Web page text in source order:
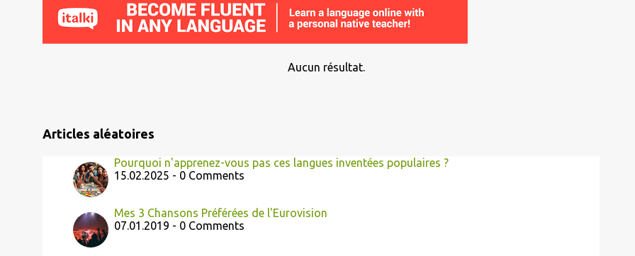
c
Aucun résultat.
Articles aléatoires
Pourquoi n'apprenez-vous pas ces langues inventées populaires ?
15.02.2025 - 0 Comments
Mes 3 Chansons Préférées de l'Eurovision
07.01.2019 - 0 Comments